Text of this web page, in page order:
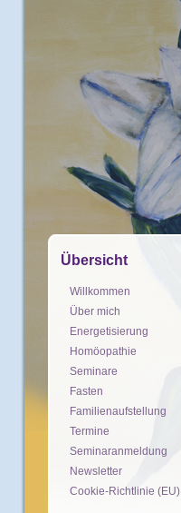
Übersicht
Willkommen
Über mich
Energetisierung
Homöopathie
Seminare
Fasten
Familienaufstellung
Termine
Seminaranmeldung
Newsletter
Cookie-Richtlinie (EU)